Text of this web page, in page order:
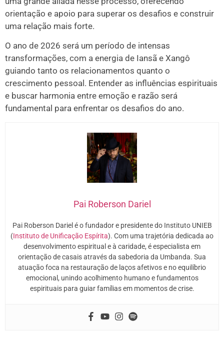
orientação e apoio para superar os desafios e construir
uma relação mais forte.
O ano de 2026 será um período de intensas
transformações, com a energia de Iansã e Xangô
guiando tanto os relacionamentos quanto o
crescimento pessoal. Entender as influências espirituais
e buscar harmonia entre emoção e razão será
fundamental para enfrentar os desafios do ano.
Pai Roberson Dariel
Pai Roberson Dariel é o fundador e presidente do Instituto UNIEB
(Instituto de Unificação Espírita). Com uma trajetória dedicada ao
desenvolvimento espiritual e à caridade, é especialista em
orientação de casais através da sabedoria da Umbanda. Sua
atuação foca na restauração de laços afetivos e no equilíbrio
emocional, unindo acolhimento humano e fundamentos
espirituais para guiar famílias em momentos de crise.